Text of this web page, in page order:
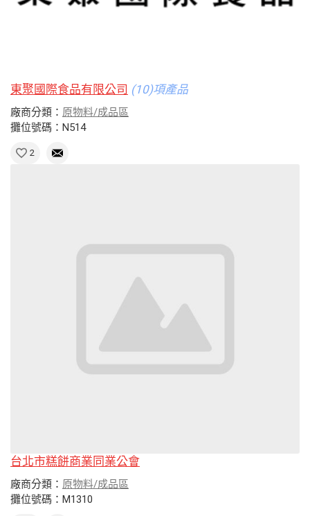
東聚國際食品有限公司 (10)項產品
廠商分類： 原物料/成品區
攤位號碼：N514
2
台北市糕餅商業同業公會
廠商分類： 原物料/成品區
攤位號碼：M1310